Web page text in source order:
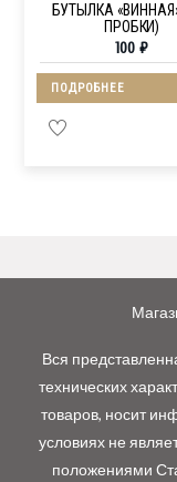
БУТЫЛКА
ПРОБКИ)
100₽
ПОДРОБНЕЕ
Вся
технических
товаров, носит
условиях не
положениями